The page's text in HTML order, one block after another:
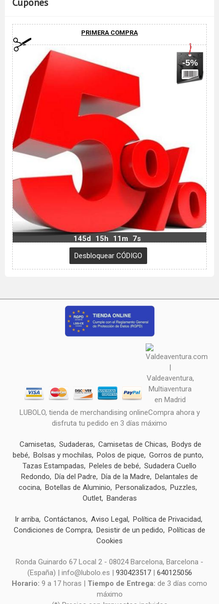
Cupones
PRIMERA COMPRA
-5%
145d 15h 11m 6s
LUBOLO, tienda de merchandising onlineCompra ahora y
disfruta tu pedido en 3 días máximo
Camisetas Sudaderas Camisetas de Chicas
Bodys de
bebé
Bolsas y mochilas Polos de pique
Gorros de punto
Tazas Estampadas
Peleles de bebé
Sudadera Cuello
Redondo
Día del Padre Día de la Madre
Delantales de
cocina Botellas de Aluminio Personalizados
Puzzles
Outlet Banderas
Ir arriba Contáctanos Aviso Legal
Política de Privacidad
Condiciones de Compra Desistir de un pedido
Políticas de
Cookies
Ronda Guinardo 67 Local 2 - 08024 Barcelona, Barcelona -
(España) | info@lubolo.es | 930423517| 640125056
Horario: 9 a 17 horas | Tiempo de Entrega: de 3 días como
máximo